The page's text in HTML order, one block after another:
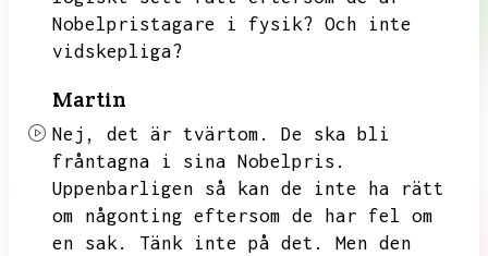
Nobelpristagare i fysik? Och inte
vidskepliga?
Martin
Nej, det är tvärtom.
De ska bli
fråntagna i sina Nobelpris.
Uppenbarligen så kan de inte ha rätt
om någonting eftersom de har fel om
en sak.
Tänk inte på det.
Men den